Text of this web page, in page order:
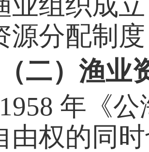
源分配制
（二）渔
1958 年《
由权的同